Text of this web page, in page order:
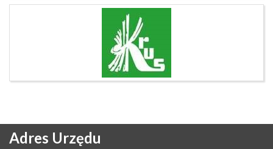
Adres Urzędu